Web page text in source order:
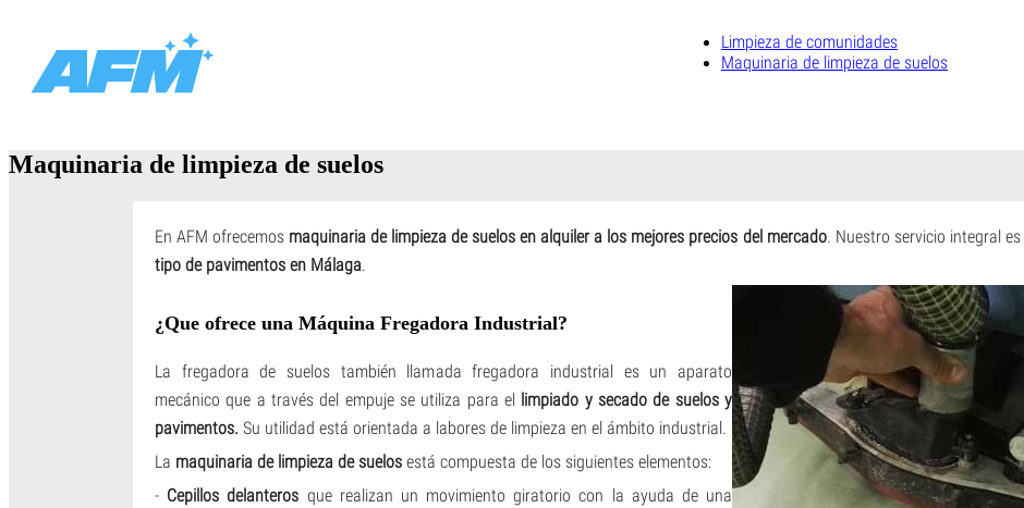
Limpieza de comunidades
Maquinaria de limpieza de suelos
Maquinaria de limpieza de suelos
En AFM ofrecemos maquinaria de limpieza de suelos en alquiler a los mejores precios del mercado. Nuestro servicio integral es
tipo de pavimentos en Málaga.
¿Que ofrece una Máquina Fregadora Industrial?
La fregadora de suelos también llamada fregadora industrial es un aparato
mecánico que a través del empuje se utiliza para el limpiado y secado de suelos y
pavimentos. Su utilidad está orientada a labores de limpieza en el ámbito industrial.
La maquinaria de limpieza de suelos está compuesta de los siguientes elementos:
- Cepillos delanteros que realizan un movimiento giratorio con la ayuda de una